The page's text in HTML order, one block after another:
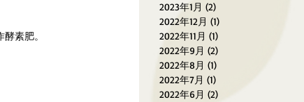
素肥。
2023年1月 (2)
2022年12月 (1)
2022年11月 (1)
2022年9月 (2)
2022年8月 (1)
2022年7月 (1)
2022年6月 (2)